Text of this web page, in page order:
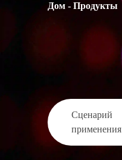
Дом - Продукты
Сценарий
применения